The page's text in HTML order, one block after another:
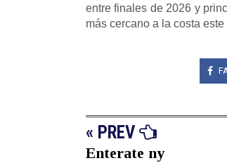
entre finales de 2026 y
más cercano a la costa
« PREV
Enterate ny